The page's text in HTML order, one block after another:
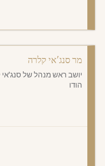
מר סנג'אי קלרה
יושב ראש מנהל של סנג'אי
הודו